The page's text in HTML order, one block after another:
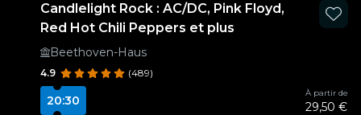
Candlelight Rock : AC/DC, Pink Floyd,
Red Hot Chili Peppers et plus
Beethoven-Haus
4.9 (489)
20:30
À partir de
29,50 €